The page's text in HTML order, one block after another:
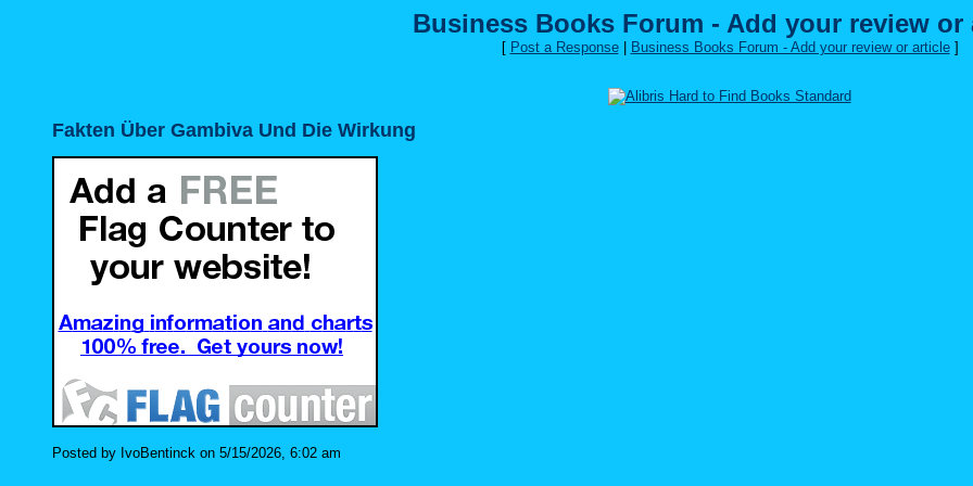
Business Books Forum - Add your review or
[ Post a Response| Business Books Forum - Add your review or article]
Fakten Über Gambiva Und Die Wirkung
Posted by IvoBentinck on 5/15/2026, 6:02 am